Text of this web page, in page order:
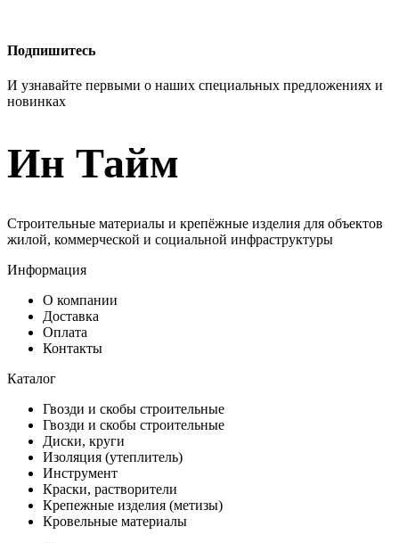
Подпишитесь
И узнавайте первыми о наших специальных предложениях и
новинках
Ин Тайм
Строительные материалы и крепёжные изделия для объектов
жилой, коммерческой и социальной инфраструктуры
Информация
О компании
Доставка
Оплата
Контакты
Каталог
Гвозди и скобы строительные
Гвозди и скобы строительные
Диски, круги
Изоляция (утеплитель)
Инструмент
Краски, растворители
Крепежные изделия (метизы)
Кровельные материалы